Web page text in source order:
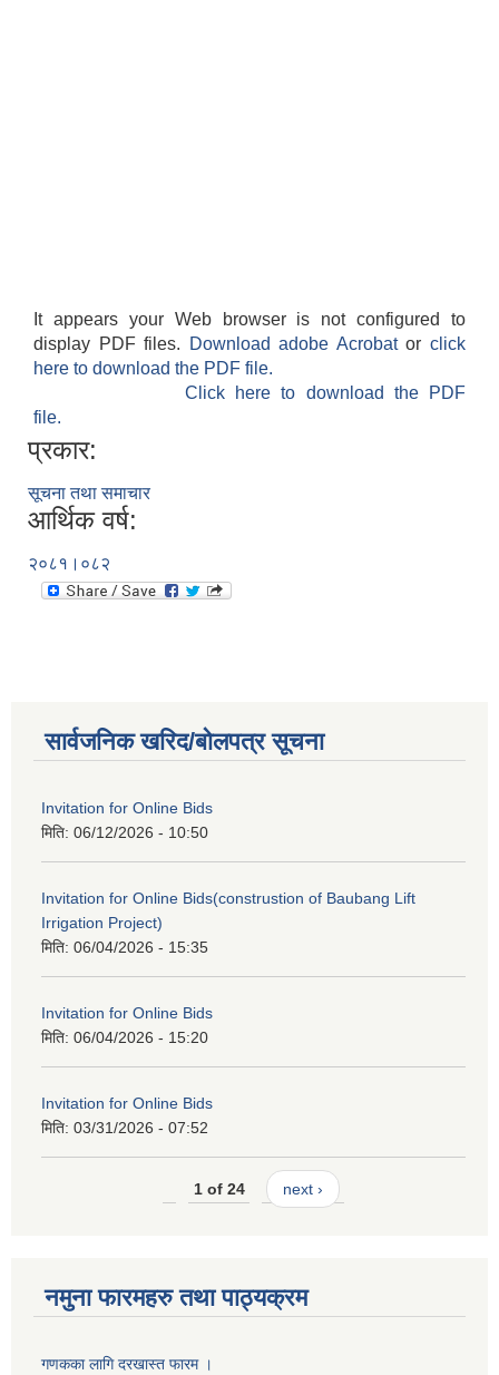
It appears your Web browser is not configured to
display PDF files.
Download adobe Acrobatorclick
here to download the PDF file.
Click here to download the PDF
file.
प्रकार:
सूचना तथा समाचार
आर्थिक वर्ष:
२०८१।०८२
सार्वजनिक खरिद/बोलपत्र सूचना
Invitation for Online Bids
मिति: 06/12/2026 - 10:50
Invitation for Online Bids(construstion of Baubang Lift
Irrigation Project)
मिति: 06/04/2026 - 15:35
Invitation for Online Bids
मिति: 06/04/2026 - 15:20
Invitation for Online Bids
मिति: 03/31/2026 - 07:52
1 of 24 next ›
नमुना फारमहरु तथा पाठ्यक्रम
गणकका लागि दरखास्त फारम ।